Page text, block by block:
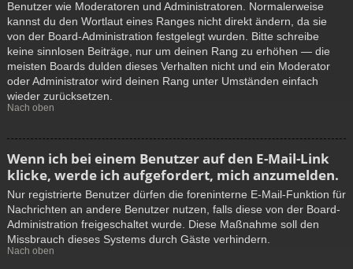
Benutzer wie Moderatoren und Administratoren. Normalerweise
kannst du den Wortlaut eines Ranges nicht direkt ändern, da sie
von der Board-Administration festgelegt wurden. Bitte schreibe
keine sinnlosen Beiträge, nur um deinen Rang zu erhöhen — die
meisten Boards dulden dieses Verhalten nicht und ein Moderator
oder Administrator wird deinen Rang unter Umständen einfach
wieder zurücksetzen.
Nach oben
Wenn ich bei einem Benutzer auf den E-Mail-Link
klicke, werde ich aufgefordert, mich anzumelden.
Nur registrierte Benutzer dürfen die foreninterne E-Mail-Funktion für
Nachrichten an andere Benutzer nutzen, falls diese von der Board-
Administration freigeschaltet wurde. Diese Maßnahme soll den
Missbrauch dieses Systems durch Gäste verhindern.
Nach oben